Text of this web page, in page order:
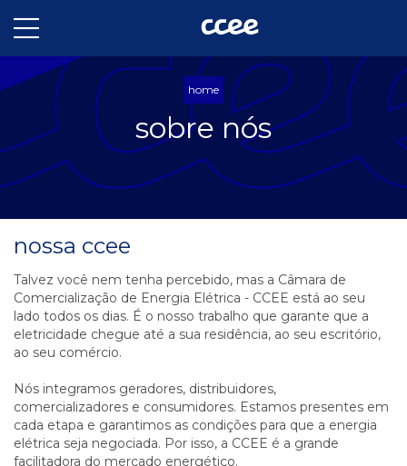
home
sobre nós
nossa ccee
Talvez você nem tenha percebido, mas a Câmara de
Comercialização de Energia Elétrica - CCEE está ao seu
lado todos os dias. É o nosso trabalho que garante que a
eletricidade chegue até a sua residência, ao seu escritório,
ao seu comércio.
Nós integramos geradores, distribuidores,
comercializadores e consumidores. Estamos presentes em
cada etapa e garantimos as condições para que a energia
elétrica seja negociada. Por isso, a CCEE é a grande
facilitadora do mercado energético.